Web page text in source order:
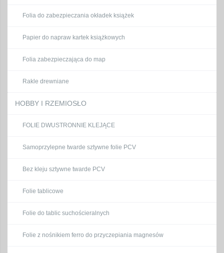
Folia do zabezpieczania okładek książek
Papier do napraw kartek książkowych
Folia zabezpieczająca do map
Rakle drewniane
HOBBY I RZEMIOSŁO
FOLIE DWUSTRONNIE KLEJĄCE
Samoprzylepne twarde sztywne folie PCV
Bez kleju sztywne twarde PCV
Folie tablicowe
Folie do tablic suchościeralnych
Folie z nośnikiem ferro do przyczepiania magnesów